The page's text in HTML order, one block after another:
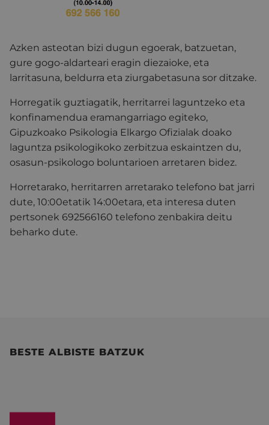
Azken asteotan bizi dugun egoerak, batzuetan,
gure gogo-aldarteari eragin diezaioke, eta
larritasuna, beldurra eta ziurgabetasuna sor ditzake.
Horregatik guztiagatik, herritarrei laguntzeko eta
konfinamendua eramangarriago egiteko,
Gipuzkoako Psikologia Elkargo Ofizialak doako
laguntza psikologikoko zerbitzua eskaintzen du,
osasun-psikologo boluntarioen arretaren bidez.
Horretarako, herritarren arretarako telefono bat jarri
dute, 10:00etatik 14:00etara, eta interesa duten
pertsonek 692566160 telefono zenbakira deitu
beharko dute.
BESTE ALBISTE BATZUK